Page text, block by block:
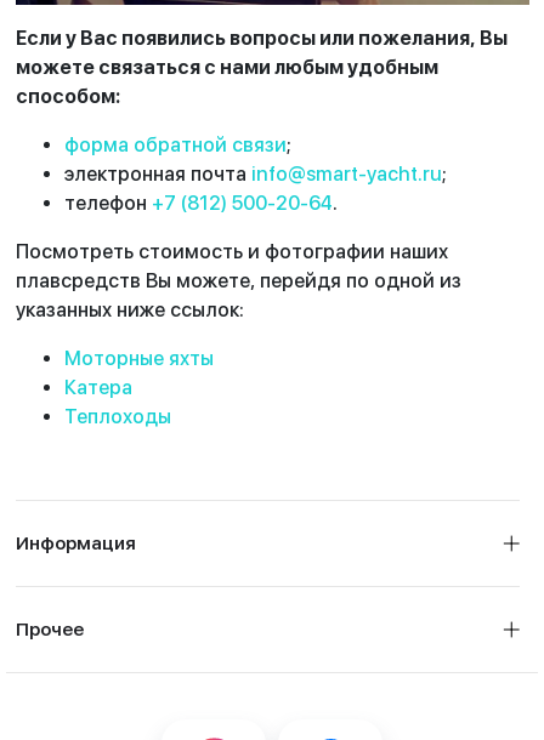
Если у Вас появились вопросы или пожелания, Вы
можете связаться с нами любым удобным
способом:
форма обратной связи;
электронная почта info@smart-yacht.ru;
телефон +7 (812) 500-20-64.
Посмотреть стоимость и фотографии наших
плавсредств Вы можете, перейдя по одной из
указанных ниже ссылок:
Моторные яхты
Катера
Теплоходы
Информация
Прочее